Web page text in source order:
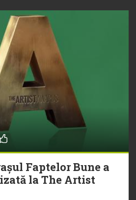
Faptelor Bune a
la The Artist